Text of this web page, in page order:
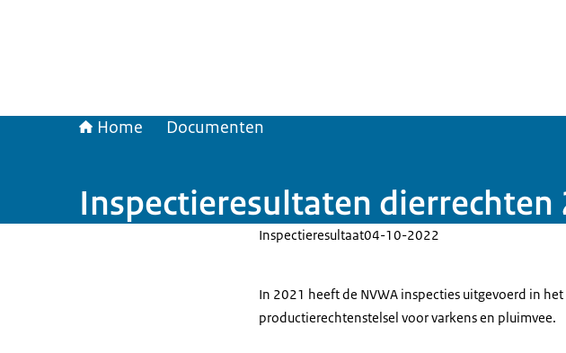
Home Documenten
Inspectieresultaten dierrechten
Inspectieresultaat04-10-2022
In 2021 heeft de NVWA inspecties uitgevoerd in het
productierechtenstelsel voor varkens en pluimvee.